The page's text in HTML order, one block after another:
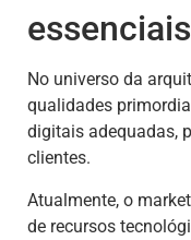
No universo da
qualidades
digitais adequadas,
clientes.
Atualmente, o
de recursos